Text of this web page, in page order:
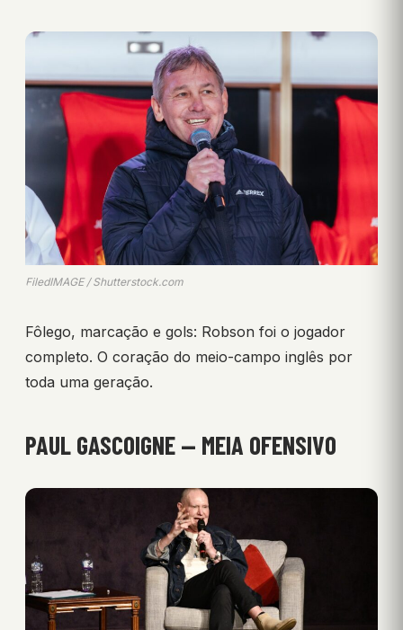
FiledIMAGE / Shutterstock.com
Fôlego, marcação e gols: Robson foi o jogador
completo. O coração do meio-campo inglês por
toda uma geração.
PAUL GASCOIGNE — MEIA OFENSIVO